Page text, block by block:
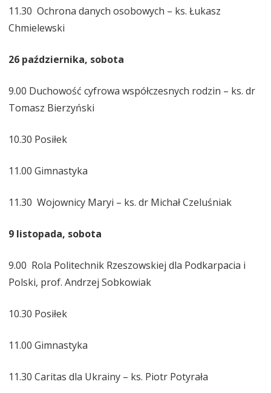
11.30 Ochrona danych osobowych – ks. Łukasz
Chmielewski
26 października, sobota
9.00 Duchowość cyfrowa współczesnych rodzin – ks. dr
Tomasz Bierzyński
10.30 Posiłek
11.00 Gimnastyka
11.30 Wojownicy Maryi – ks. dr Michał Czeluśniak
9 listopada, sobota
9.00 Rola Politechnik Rzeszowskiej dla Podkarpacia i
Polski, prof. Andrzej Sobkowiak
10.30 Posiłek
11.00 Gimnastyka
11.30 Caritas dla Ukrainy – ks. Piotr Potyrała